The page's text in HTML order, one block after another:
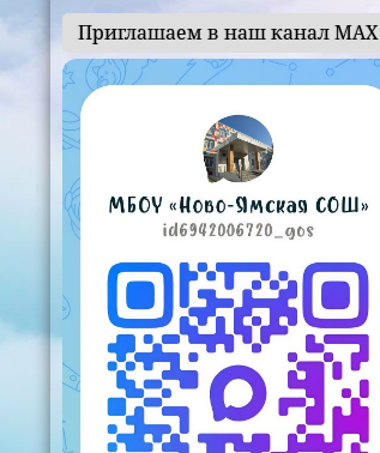
Приглашаем в наш канал МАХ